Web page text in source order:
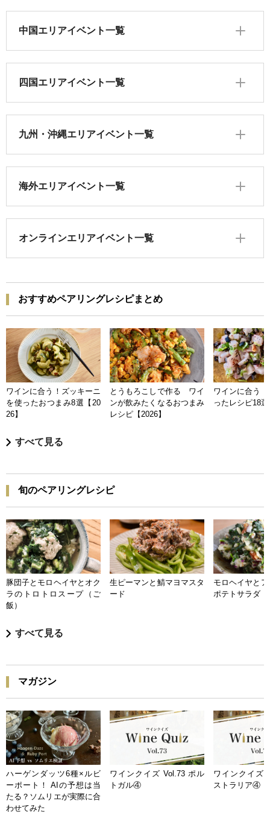
中国エリアイベント一覧
四国エリアイベント一覧
九州・沖縄エリアイベント一覧
海外エリアイベント一覧
オンラインエリアイベント一覧
おすすめペアリングレシピまとめ
ワインに合う！ズッキーニ
を使ったおつまみ8選【20
26】
とうもろこしで作る ワイ
ンが飲みたくなるおつまみ
レシピ【2026】
ワインに合う
ったレシピ18
すべて見る
旬のペアリングレシピ
豚団子とモロヘイヤとオク
ラのトロトロスープ（ご
飯）
生ピーマンと鯖マヨマスタ
ード
モロヘイヤと
ポテトサラダ
すべて見る
マガジン
ハーゲンダッツ6種×ルビ
ーポート！ AIの予想は当
たる？ソムリエが実際に合
わせてみた
ワインクイズ Vol.73 ポル
トガル④
ワインクイズ
ストラリア④